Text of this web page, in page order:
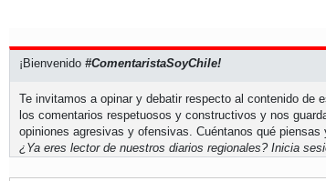
¡Bienvenido #ComentaristaSoyChile!
Te invitamos a opinar y debatir respecto al contenido de
los comentarios respetuosos y constructivos y nos
opiniones agresivas y ofensivas. Cuéntanos qué
¿Ya eres lector de nuestros diarios regionales? Inicia